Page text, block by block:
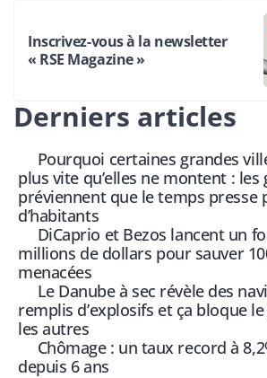
Inscrivez-vous à la newsletter
« RSE Magazine »
Derniers articles
Pourquoi certaines grandes
plus vite qu’elles ne montent : les
préviennent que le temps presse
d’habitants
DiCaprio et Bezos lancent un
millions de dollars pour sauver
menacées
Le Danube à sec révèle des
remplis d’explosifs et ça bloque
les autres
Chômage : un taux record à
depuis 6 ans